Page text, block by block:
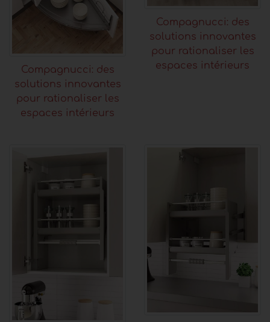
Compagnucci: des
solutions innovantes
pour rationaliser les
espaces intérieurs
Compagnucci: des
solutions innovantes
pour rationaliser les
espaces intérieurs